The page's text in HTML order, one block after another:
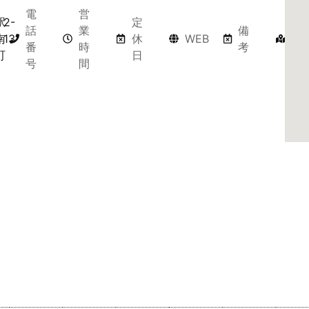
2-
13
電
話
番
号
営
業
時
間
定
休
日
WEB
備
考